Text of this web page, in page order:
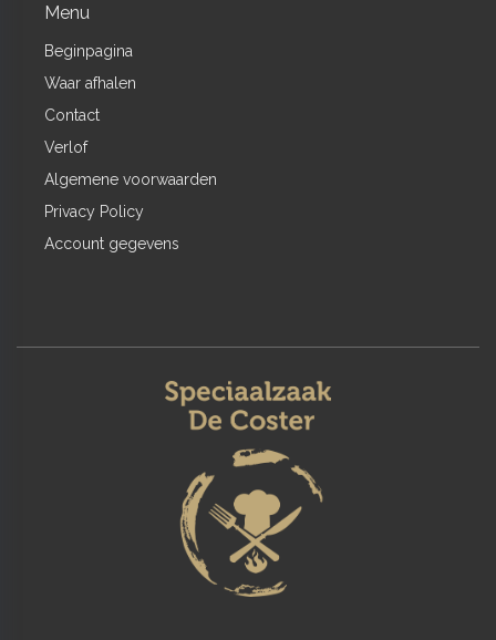
Menu
Beginpagina
Waar afhalen
Contact
Verlof
Algemene voorwaarden
Privacy Policy
Account gegevens